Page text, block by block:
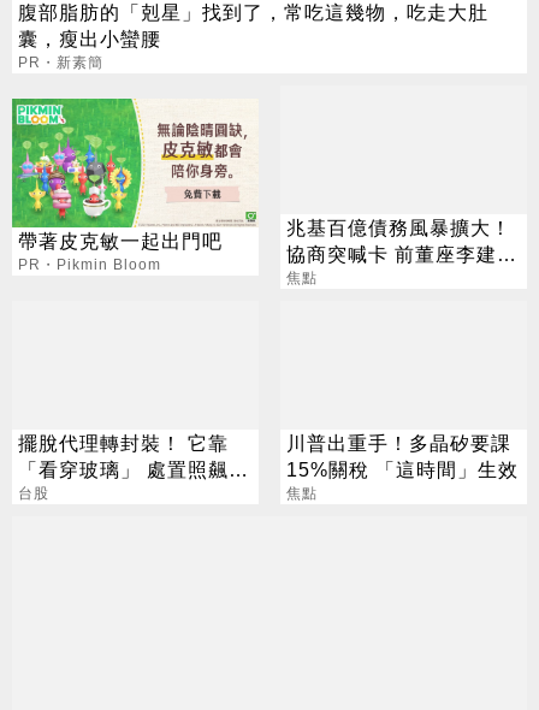
腹部脂肪的「剋星」找到了，常吃這幾物，吃走大肚
囊，瘦出小蠻腰
PR・新素簡
帶著皮克敏一起出門吧
PR・Pikmin Bloom
兆基百億債務風暴擴大！
協商突喊卡 前董座李建成
遭檢調搜索
焦點
擺脫代理轉封裝！ 它靠
「看穿玻璃」 處置照飆2
漲停
台股
川普出重手！多晶矽要課
15%關稅 「這時間」生效
焦點